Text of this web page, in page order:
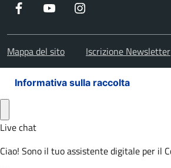
Facebook Youtube
Mappa del sito Iscrizione Newsletter
Informativa sulla raccolta